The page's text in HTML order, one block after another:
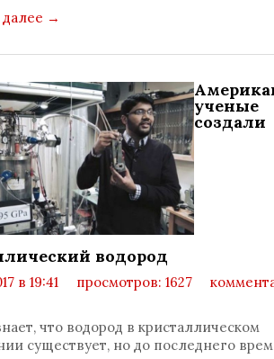
→
ученые
создали
водород
в 19:41 просмотров: 1627
что водород в кристаллическом
существует, но до последнего